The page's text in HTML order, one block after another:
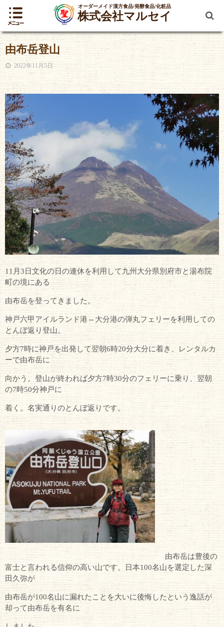
オーダーメイド漢方食品/発酵食品/化粧品
株式会社マルセイ
由布岳登山
2022年11月5日
11月3日文化の日の連休を利用して九州大分県別府市と湯布院
町の境にある
由布岳を登ってきました。
神戸六甲アイルランド港⇔大分港の弾丸フェリーを利用しての
とんぼ返り登山。
夕方7時に神戸を出発して翌朝6時20分大分に着き、レンタルカ
ーで由布岳に
向かう。登山が終われば夕方7時30分のフェリーに乗り、翌朝
の7時50分神戸に
着く。名実通りのとんぼ返りです。
由布岳は豊後の
富士と言われる信仰の高い山です。日本100名山を選定した深
田久弥が
由布岳が100名山に漏れたことを大いに後悔したという逸話が
却って由布岳を有名に